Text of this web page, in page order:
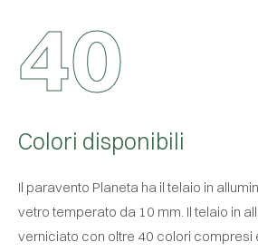
40
Colori disponibili
Il paravento Planeta ha il telaio in
vetro temperato da 10 mm. Il telaio in
verniciato con oltre 40 colori compresi